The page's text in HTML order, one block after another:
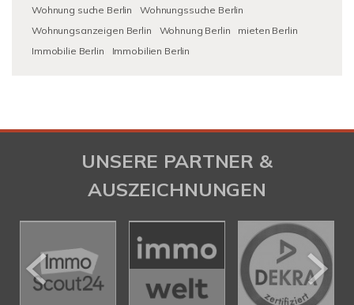
Wohnung suche Berlin
Wohnungssuche Berlin
Wohnungsanzeigen Berlin
Wohnung Berlin
mieten Berlin
Immobilie Berlin
Immobilien Berlin
UNSERE PARTNER &
AUSZEICHNUNGEN